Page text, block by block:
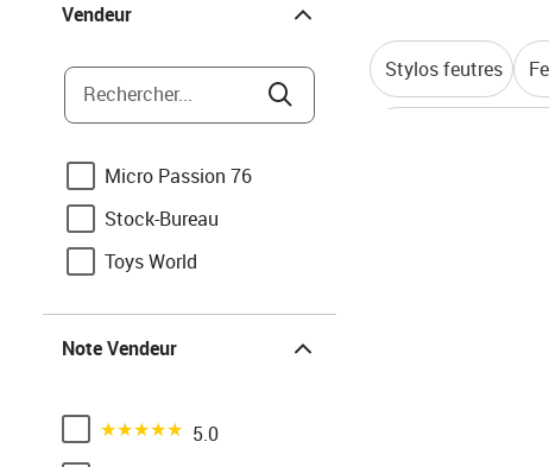
Vendeur
Rechercher...
Micro Passion 76
Stock-Bureau
Toys World
Note Vendeur
Noté 5 sur 55.0
Stylos feutres